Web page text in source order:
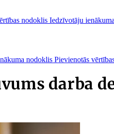
nodoklis Iedzīvotāju
nodoklis Pievienotās
darba